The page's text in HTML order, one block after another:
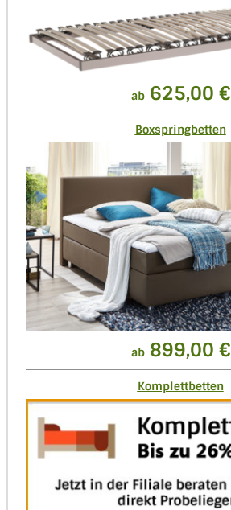
ab625,00 €
Boxspringbetten
ab899,00 €
Komplettbetten